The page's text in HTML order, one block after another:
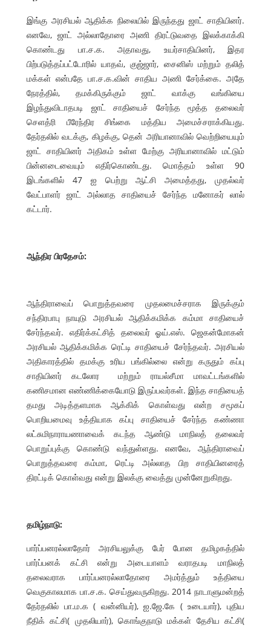
இங்கு அரசியல் ஆதிக்க நிலையில் இருந்தது ஜாட் சாதியினர்.
எனவே, ஜாட் அல்லாதோரை அணி திரட்டுவதை இலக்காக்கி
கொண்டது பா.ச.க. அதாவது, உயர்சாதியினர், இதர
பிற்படுத்தப்பட்டோரில் யாதவ், குஜ்ஜார், சைனிஸ் மற்றும் தலித்
மக்கள் என்பதே பா.ச.க.வின் சாதிய அணி சேர்க்கை. அதே
நேரத்தில், தமக்கிருக்கும் ஜாட் வாக்கு வங்கியை
இழந்துவிடாதபடி ஜாட் சாதியைச் சேர்ந்த மூத்த தலைவர்
செளத்ரி பீரேந்திர சிங்கை மத்திய அமைச்சராக்கியது.
தேர்தலில் வடக்கு, கிழக்கு, தென் அரியானாவில் வெற்றியையும்
ஜாட் சாதியினர் அதிகம் உள்ள மேற்கு அரியானாவில் மட்டும்
பின்னடைவையும் எதிர்கொண்டது. மொத்தம் உள்ள 90
இடங்களில் 47 ஐ பெற்று ஆட்சி அமைத்தது, முதல்வர்
வேட்பாளர் ஜாட் அல்லாத சாதியைச் சேர்ந்த மனோகர் லால்
கட்டார்.
ஆந்திர பிரதேசம்:
ஆந்திராவைப் பொறுத்தவரை முதலமைச்சராக இருக்கும்
சந்திரபாபு நாயுடு அரசியல் ஆதிக்கமிக்க கம்மா சாதியைச்
சேர்ந்தவர். எதிர்க்கட்சித் தலைவர் ஓய்.எஸ். ஜெகன்மோகன்
அரசியல் ஆதிக்கமிக்க ரெட்டி சாதியைச் சேர்ந்தவர். அரசியல்
அதிகாரத்தில் தமக்கு உரிய பங்கில்லை என்று கருதும் கப்பு
சாதியினர் கடலோர மற்றும் ராயல்சீமா மாவட்டங்களில்
கணிசமான எண்ணிக்கையோடு இருப்பவர்கள். இந்த சாதியைத்
தமது அடித்தளமாக ஆக்கிக் கொள்வது என்ற சமூகப்
பொறியமைவு உத்தியாக கப்பு சாதியைச் சேர்ந்த கண்ணா
லட்சுமிநாராயணாவைக் கடந்த ஆண்டு மாநிலத் தலைவர்
பொறுப்புக்கு கொண்டு வந்துள்ளது. எனவே, ஆந்திராவைப்
பொறுத்தவரை கம்மா, ரெட்டி அல்லாத பிற சாதியினரைத்
திரட்டிக் கொள்வது என்று இலக்கு வைத்து முன்னேறுகிறது.
தமிழ்நாடு:
பார்ப்பனரல்லாதோர் அரசியலுக்கு பேர் போன தமிழகத்தில்
பார்ப்பனக் கட்சி என்று அடையாளம் வராதபடி மாநிலத்
தலைவராக பார்ப்பனரல்லாதோரை அமர்த்தும் உத்தியை
வெகுகாலமாக பா.ச.க. செய்துவருகிறது. 2014 நாடாளுமன்றத்
தேர்தலில் பா.ம.க ( வன்னியர்), ஐ.ஜே.கே ( உடையார்), புதிய
நீதிக் கட்சி( முதலியார்), கொங்குநாடு மக்கள் தேசிய கட்சி(